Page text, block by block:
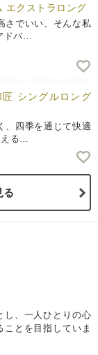
エクストラロング
さでいい、そんな私
ドバ…
シングルロング
、四季を通じて快適
える…
る
し、一人ひとりの心
とを目指していま